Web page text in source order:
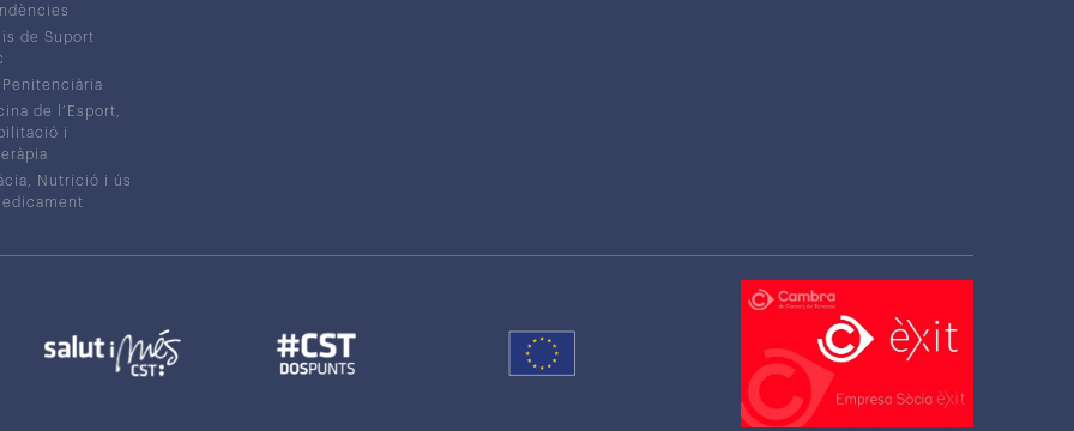
de Suport
de l’Esport,
i
Nutrició i ús